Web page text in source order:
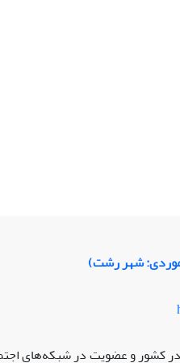
موردی: شهر رشت)
کشور و عضویت در شبکه‌های